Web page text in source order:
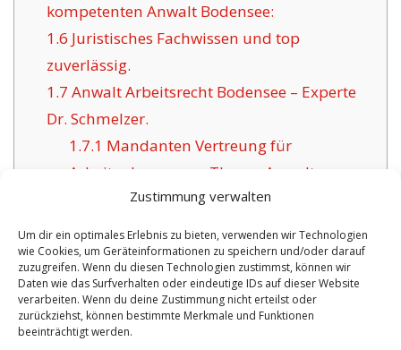
Zustimmung verwalten
Um dir ein optimales Erlebnis zu bieten, verwenden wir Technologien
wie Cookies, um Geräteinformationen zu speichern und/oder darauf
zuzugreifen. Wenn du diesen Technologien zustimmst, können wir
Daten wie das Surfverhalten oder eindeutige IDs auf dieser Website
verarbeiten. Wenn du deine Zustimmung nicht erteilst oder
zurückziehst, können bestimmte Merkmale und Funktionen
beeinträchtigt werden.
kompetenten Anwalt Bodensee:
1.6 Juristisches Fachwissen und top
zuverlässig.
1.7 Anwalt Arbeitsrecht Bodensee – Experte
Dr. Schmelzer.
1.7.1 Mandanten Vertreung für
Arbeitnehmer zum Thema Anwalt
Arbeitsrecht Bodensee.
VORHERIGER ARTIKEL
Fachanwalt zum
NÄCHSTER ARTIKEL
Anwalt Arbeitsrecht